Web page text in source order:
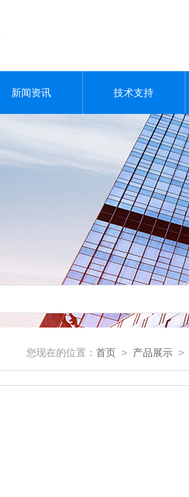
新闻资讯 技术支持
您现在的位置： 首页 > 产品展示 >